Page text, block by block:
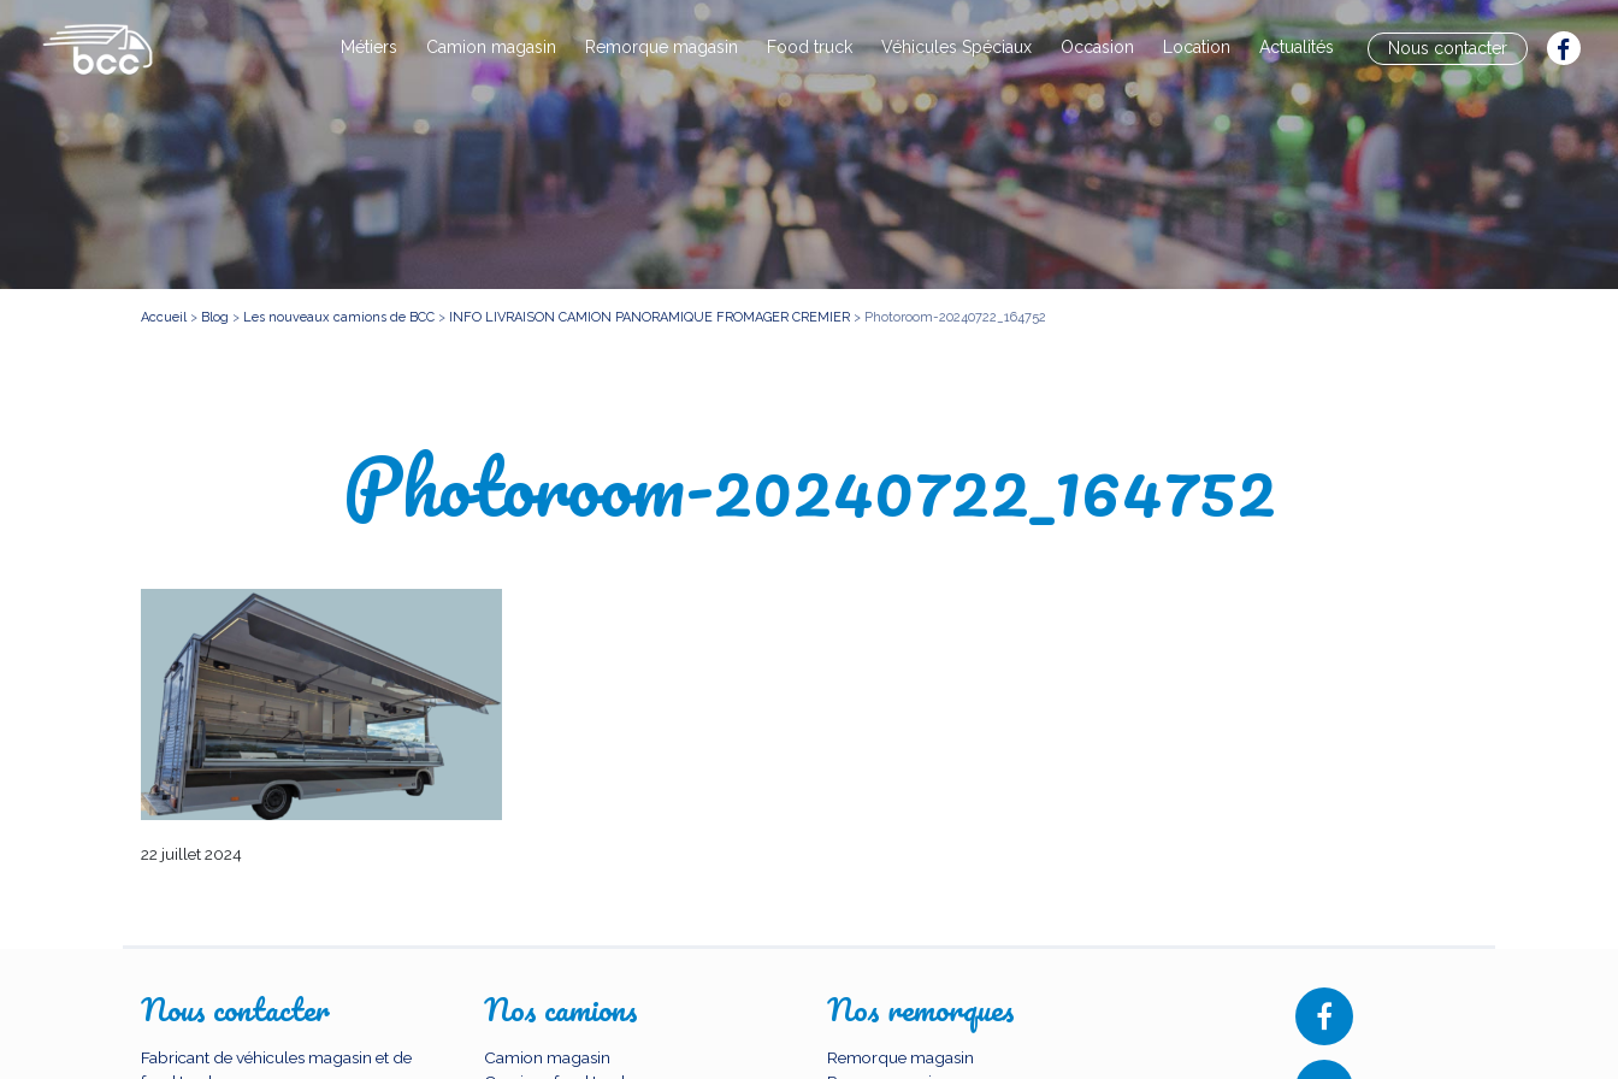
Métiers Camion magasin Remorque magasin Food truck Véhicules Spéciaux Occasion Location Actualités Nous contacter
Accueil> Blog > Les nouveaux camions de BCC > INFO LIVRAISON CAMION PANORAMIQUE FROMAGER CREMIER > Photoroom-20240722_164752
Photoroom-20240722_164752
22 juillet 2024
Nous contacter
Fabricant de véhicules magasin et de
Nos camions
Camion magasin
Nos remorques
Remorque magasin